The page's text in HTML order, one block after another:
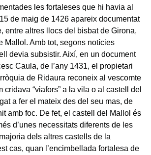
les fortaleses que hi havia al
de maig de 1426 apareix documentat
entre altres llocs del bisbat de Girona,
Mallol. Amb tot, segons notícies
devia subsistir. Així, en un document
Caula, de l’any 1431, el propietari
de Ridaura reconeix al vescomte
cridava “viafors” a la vila o al castell del
a fer el mateix des del seu mas, de
amb foc. De fet, el castell del Mallol és
d’unes necessitats diferents de les
dels altres castells de la
cas, quan l’encimbellada fortalesa de